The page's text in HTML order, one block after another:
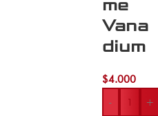
me
Vana
dium
$4.000
-
+